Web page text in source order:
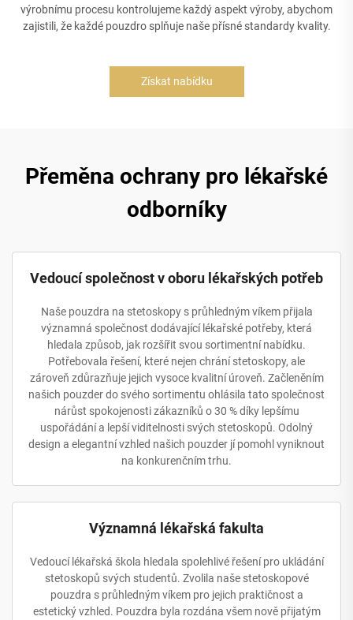
výrobnímu procesu kontrolujeme každý aspekt výroby, abychom
zajistili, že každé pouzdro splňuje naše přísné standardy kvality.
Získat nabídku
Přeměna ochrany pro lékařské
odborníky
Vedoucí společnost v oboru lékařských potřeb
Naše pouzdra na stetoskopy s průhledným víkem přijala
významná společnost dodávající lékařské potřeby, která
hledala způsob, jak rozšířit svou sortimentní nabídku.
Potřebovala řešení, které nejen chrání stetoskopy, ale
zároveň zdůrazňuje jejich vysoce kvalitní úroveň. Začleněním
našich pouzder do svého sortimentu ohlásila tato společnost
nárůst spokojenosti zákazníků o 30 % díky lepšímu
uspořádání a lepší viditelnosti svých stetoskopů. Odolný
design a elegantní vzhled našich pouzder jí pomohl vyniknout
na konkurenčním trhu.
Významná lékařská fakulta
Vedoucí lékařská škola hledala spolehlivé řešení pro ukládání
stetoskopů svých studentů. Zvolila naše stetoskopové
pouzdra s průhledným víkem pro jejich praktičnost a
estetický vzhled. Pouzdra byla rozdána všem nově přijatým